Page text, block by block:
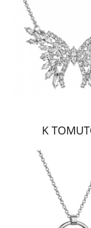
K